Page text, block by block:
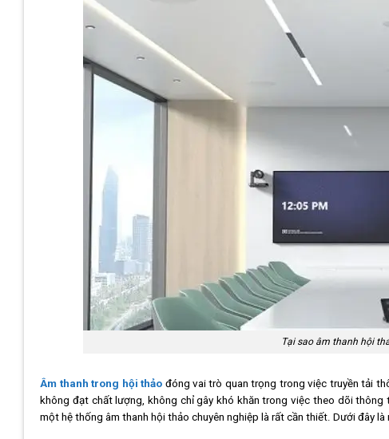
Tại sao âm thanh hội
Âm thanh trong hội thảo đóng vai trò quan trọng trong việc truyền tải
không đạt chất lượng, không chỉ gây khó khăn trong việc theo dõi
một hệ thống âm thanh hội thảo chuyên nghiệp là rất cần thiết. Dưới đây